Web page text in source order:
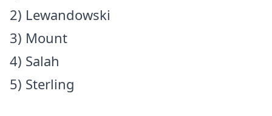
2) Lewandowski
3) Mount
4) Salah
5) Sterling